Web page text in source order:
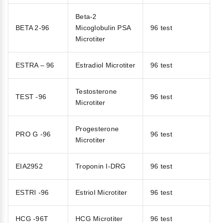
BETA 2-96
Beta-2
Micoglobulin PSA
Microtiter
96 test
ESTRA – 96 Estradiol Microtiter 96 test
TEST -96
Testosterone
Microtiter
96 test
PRO G -96
Progesterone
Microtiter
96 test
EIA2952 Troponin I-DRG 96 test
ESTRI -96 Estriol Microtiter 96 test
HCG -96T HCG Microtiter 96 test